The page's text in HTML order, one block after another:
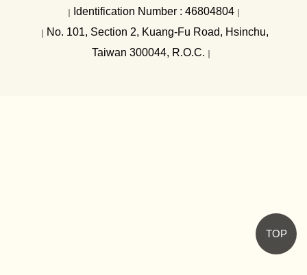
｜ Identification Number : 46804804｜
｜ No. 101, Section 2, Kuang-Fu Road, Hsinchu,
Taiwan 300044, R.O.C. ｜
TOP